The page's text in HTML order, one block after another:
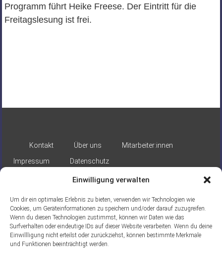
Einwilligung verwalten
Um dir ein optimales Erlebnis zu bieten, verwenden wir Technologien wie
Cookies, um Geräteinformationen zu speichern und/oder darauf zuzugreifen.
Wenn du diesen Technologien zustimmst, können wir Daten wie das
Surfverhalten oder eindeutige IDs auf dieser Website verarbeiten. Wenn du deine
Einwillligung nicht erteilst oder zurückziehst, können bestimmte Merkmale
und Funktionen beeinträchtigt werden.
Programm führt Heike Freese. Der Eintritt für die
Freitagslesung ist frei.
Kontakt Über uns
Mitarbeiter:innen
Impressum
Datenschutz
Gefördert durch: